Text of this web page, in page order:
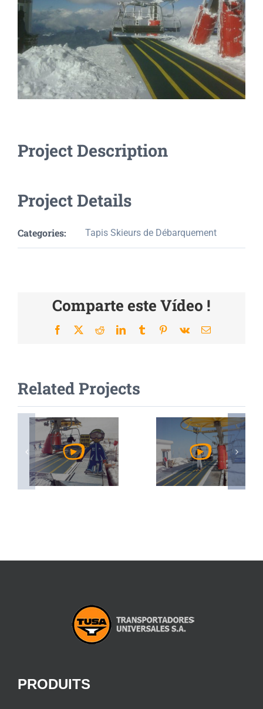
Project Description
Project Details
Categories: Tapis Skieurs de Débarquement
Comparte este Vídeo !
Facebook
X RedditLinkedInTumblrPinterest
Vk Email
Related Projects
Voir
Vidéo
Vidéo
PRODUITS